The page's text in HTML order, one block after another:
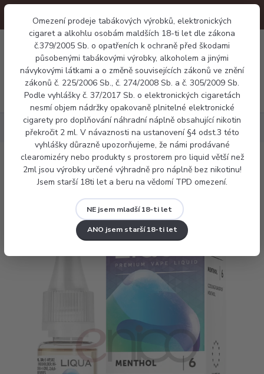
Omezení prodeje tabákových výrobků, elektronických
cigaret a alkohlu osobám maldších 18-ti let dle zákona
č.379/2005 Sb. o opatřeních k ochraně před škodami
působenými tabákovými výrobky, alkoholem a jinými
návykovými látkami a o změně souvisejících zákonů ve znění
zákonů č. 225/2006 Sb., č. 274/2008 Sb. a č. 305/2009 Sb.
Podle vyhlášky č. 37/2017 Sb. o elektronických cigaretách
nesmí objem nádržky opakovaně plnitelné elektronické
cigarety pro doplňování náhradní náplně obsahující nikotin
překročit 2 ml. V návaznosti na ustanovení §4 odst.3 této
vyhlášky důrazně upozorňujeme, že námi prodávané
clearomizéry nebo produkty s prostorem pro liquid větší než
2ml jsou výrobky určené výhradně pro náplně bez nikotinu!
Jsem starší 18ti let a beru na vědomí TPD omezení.
NE jsem mladší 18-ti let
ANO jsem starší 18-ti let
Menu
0 Kč
Náplně E-liquid Liqua Menthol 10ml
E-liquid Liqua Menthol 10ml